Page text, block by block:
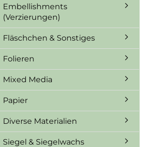
Embellishments
(Verzierungen)
Fläschchen & Sonstiges
Folieren
Mixed Media
Papier
Diverse Materialien
Siegel & Siegelwachs